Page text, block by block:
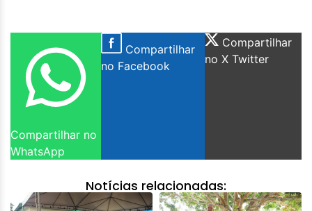
Compartilhar no
WhatsApp
Compartilhar
no Facebook
Compartilhar
no X Twitter
Notícias relacionadas: